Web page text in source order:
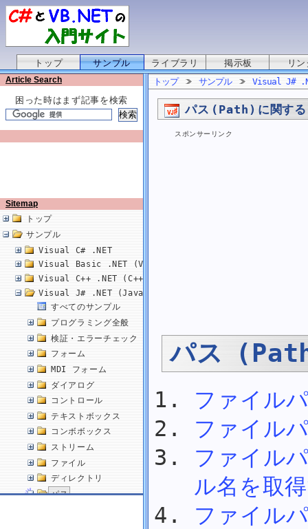
トップ サンプル ライブラリ 掲示板 リ
Article Search
困った時はまず記事を検索
Sitemap
トップ
サンプル
Visual C# .NET
Visual Basic .NET (VB.NET)
Visual C++ .NET (C++/CLI)
Visual J# .NET (Java)
すべてのサンプル
プログラミング全般
検証・エラーチェック
フォーム
MDI フォーム
ダイアログ
コントロール
テキストボックス
コンボボックス
ストリーム
ファイル
ディレクトリ
パス
ファイルパスを結合する
ファイルパスからファイル名を取得する
トップ サンプル Visual J#
パス (Path) に関す
スポンサーリンク
パス
ファイル
ファイル
ファイル
ル名を取
ファイル